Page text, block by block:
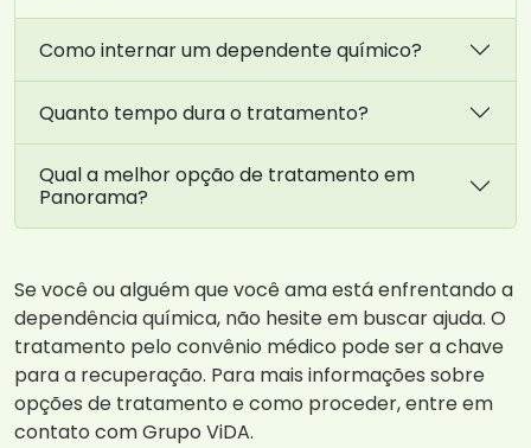
Como internar um dependente químico?
Quanto tempo dura o tratamento?
Qual a melhor opção de tratamento em
Panorama?
Se você ou alguém que você ama está enfrentando a
dependência química, não hesite em buscar ajuda. O
tratamento pelo convênio médico pode ser a chave
para a recuperação. Para mais informações sobre
opções de tratamento e como proceder, entre em
contato com Grupo ViDA.